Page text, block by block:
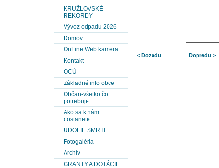
KRUŽLOVSKÉ
REKORDY
Vývoz odpadu 2026
Domov
OnLine Web kamera
Kontakt
OCÚ
Základné info obce
Občan-všetko čo
potrebuje
Ako sa k nám
dostanete
ÚDOLIE SMRTI
Fotogaléria
Archív
GRANTY A DOTÁCIE
< Dozadu Dopredu >